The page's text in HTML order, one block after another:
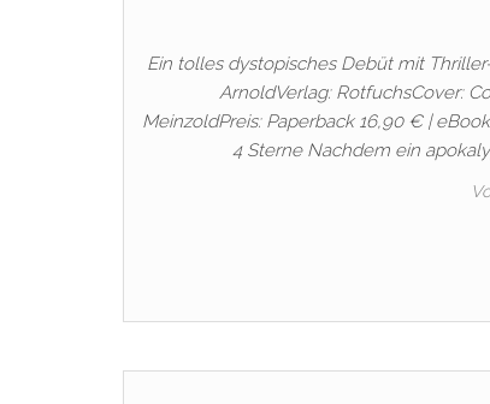
Ein tolles dystopisches Debüt mit
ArnoldVerlag: RotfuchsCover:
MeinzoldPreis: Paperback 16,90 € |
4 Sterne Nachdem ein